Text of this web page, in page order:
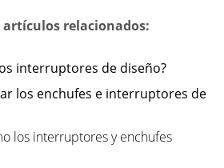
artículos relacionados:
interruptores de diseño?
los enchufes e interruptores de
los interruptores y enchufes